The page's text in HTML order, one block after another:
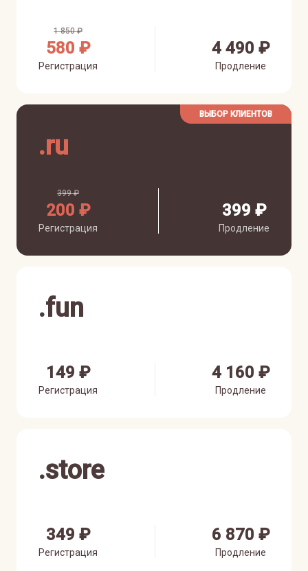
1 850 ₽
580 ₽
Регистрация
4 490 ₽
Продление
ВЫБОР КЛИЕНТОВ
.ru
399 ₽
200 ₽
Регистрация
399 ₽
Продление
.fun
149 ₽
Регистрация
4 160 ₽
Продление
.store
349 ₽
Регистрация
6 870 ₽
Продление